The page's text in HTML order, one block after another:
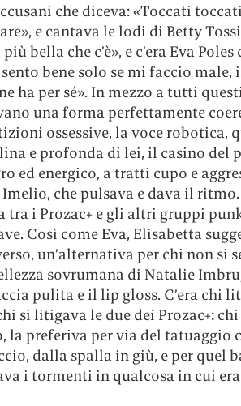
che diceva: «Toccati
e cantava le lodi di Betty
bella che c’è», e c’era Eva
bene solo se mi faccio male,
ha per sé». In mezzo a tutti
una forma perfettamente
ossessive, la voce robotica,
e profonda di lei, il casino del
ed energico, a tratti cupo e
che pulsava e dava il ritmo.
tra i Prozac+ e gli altri gruppi
Così come Eva, Elisabetta
un’alternativa per chi non si
sovrumana di Natalie
pulita e il lip gloss. C’era chi
si litigava le due dei Prozac+:
la preferiva per via del tatuaggio
dalla spalla in giù, e per quel
i tormenti in qualcosa in cui